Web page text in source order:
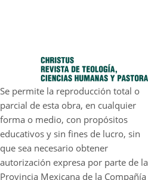
Se permite la reproducción total o
parcial de esta obra, en cualquier
forma o medio, con propósitos
educativos y sin fines de lucro, sin
que sea necesario obtener
autorización expresa por parte de la
Provincia Mexicana de la Compañía